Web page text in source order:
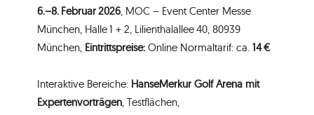
6.–8. Februar 2026, MOC – Event Center Messe
München, Halle 1 + 2, Lilienthalallee 40, 80939
München, Eintrittspreise:Online Normaltarif: ca. 14 €
Interaktive Bereiche: HanseMerkur Golf Arena mit
Expertenvorträgen, Testflächen,